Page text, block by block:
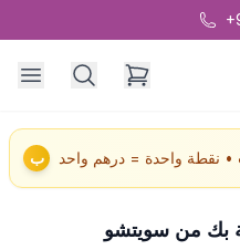
• نقطة واحدة = درهم واحد ب
بك من سويتشو